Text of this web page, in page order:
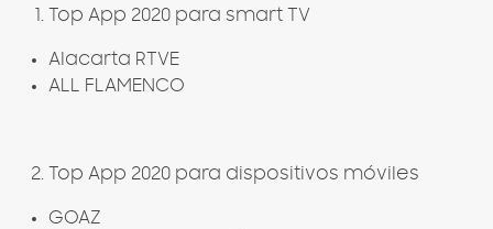
Top App 2020 para smart TV
Alacarta RTVE
ALL FLAMENCO
Top App 2020 para dispositivos móviles
GOAZ